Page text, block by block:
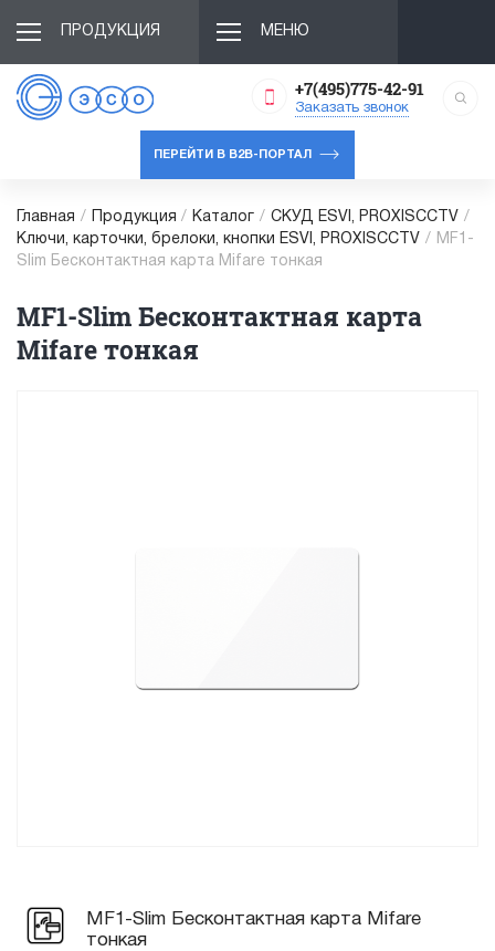
ПРОДУКЦИЯ МЕНЮ
+7(495)775-42-91
Заказать звонок
ПЕРЕЙТИ В B2B-ПОРТАЛ
Главная / Продукция / Каталог / СКУД ESVI, PROXISCCTV /
Ключи, карточки, брелоки, кнопки ESVI, PROXISCCTV /
MF1-
Slim Бесконтактная карта Mifare тонкая
MF1-Slim Бесконтактная карта
Mifare тонкая
MF1-Slim Бесконтактная карта Mifare
тонкая